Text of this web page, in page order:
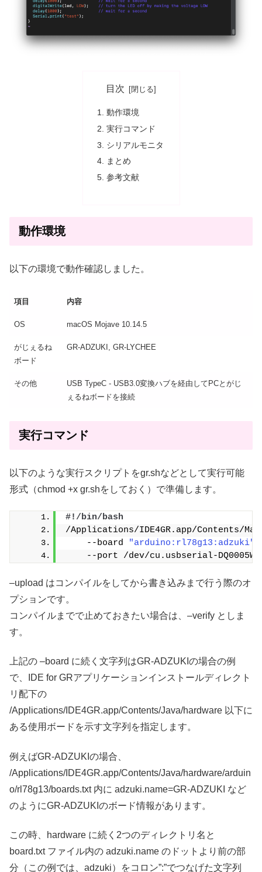
目次
動作環境
実行コマンド
シリアルモニタ
まとめ
参考文献
動作環境
以下の環境で動作確認しました。
項目 内容
OS macOS Mojave 10.14.5
がじぇるね
ボード
GR-ADZUKI, GR-LYCHEE
その他
USB TypeC - USB3.0変換ハブを経由してPCとがじ
ぇるねボードを接続
実行コマンド
以下のような実行スクリプトをgr.shなどとして実行可能
形式（chmod +x gr.shをしておく）で準備します。
#!/bin/bash
/Applications/IDE4GR.app/Contents/
    --board
"arduino:rl78g13:adzuki"
    --port /dev/cu.usbserial-DQ0005W3
–upload はコンパイルをしてから書き込みまで行う際のオ
プションです。
コンパイルまでで止めておきたい場合は、–verify としま
す。
上記の –board に続く文字列はGR-ADZUKIの場合の例
で、IDE for GRアプリケーションインストールディレクト
リ配下の
/Applications/IDE4GR.app/Contents/Java/hardware 以下に
ある使用ボードを示す文字列を指定します。
例えばGR-ADZUKIの場合、
/Applications/IDE4GR.app/Contents/Java/hardware/arduin
o/rl78g13/boards.txt 内に adzuki.name=GR-ADZUKI など
のようにGR-ADZUKIのボード情報があります。
この時、hardware に続く2つのディレクトリ名と
board.txt ファイル内の adzuki.name のドットより前の部
分（この例では、adzuki）をコロン”:”でつなげた文字列